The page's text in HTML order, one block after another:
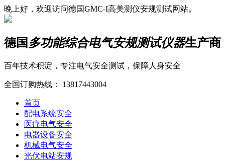
晚上好，欢迎访问德国GMC-I高美测仪安规测试网站。
德国 多功能综合电气安规测试仪器生产商
百年技术积淀，专注电气安全测试，保障人身安全
全国订购热线： 13817443004
首页
配电系统安全
医疗电气安全
电器设备安全
机械电气安全
光伏电站安规